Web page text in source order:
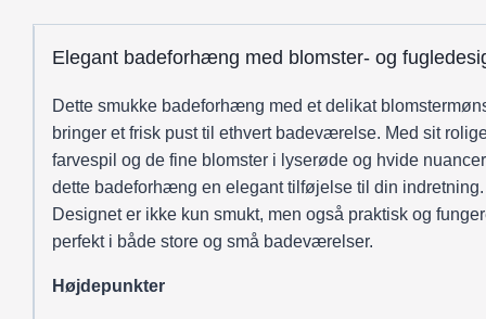
Elegant badeforhæng med blomster- og
Dette smukke badeforhæng med et delikat
bringer et frisk pust til ethvert badeværelse. Med sit
farvespil og de fine blomster i lyserøde og hvide
dette badeforhæng en elegant tilføjelse til din indretning.
Designet er ikke kun smukt, men også praktisk og
perfekt i både store og små badeværelser.
Højdepunkter